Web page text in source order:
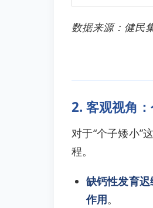
数据来源：健民
2. 客观视角
对于“个子矮小”
程。
缺钙性发育迟
作用。